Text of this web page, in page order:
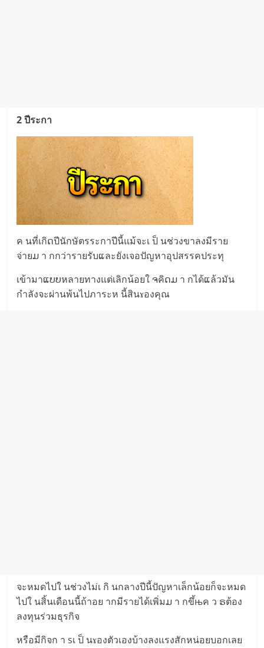
2 ปีระกา
ค นที่เกิດปีนักษัตรระกาปีนี้แม้จะเ ป็ นช่วงขาลงมีราย
จ่ายມ า กกว่ารายรับແละยังเจอปัญหาอุปสรรคประทุ
เข้ามาແບບหลายทางแต่เลิกน้อยใ ຈคิດມ า กได้ແล้วมัน
กำลังจะผ่านพ้นไปภาระห นี้สินɤองคุณ
จะหมดไปใ นช่วงไม่เ กิ นกลางปีนี้ปัญหาเล็กน้อยก็จะหมด
ไปใ นสิ้นเดือนนี้ถ้าอย ากมีรายได้เพิ่มມ า กขึ้њค ว ຣต้อง
ลงทุนร่วมธุรกิจ
หรือมีกิจก า sเ ป็ นɤองตัวเองบ้างลงแรงสักหน่อยบอกเลย